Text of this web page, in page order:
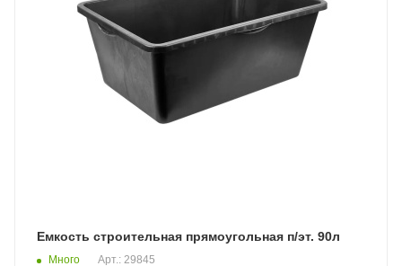
Емкость строительная прямоугольная п/эт. 90л
Много Арт.: 29845